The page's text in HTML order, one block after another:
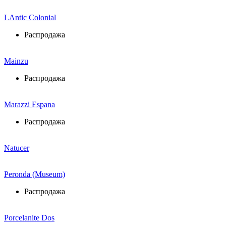
LAntic Colonial
Распродажа
Mainzu
Распродажа
Marazzi Espana
Распродажа
Natucer
Peronda (Museum)
Распродажа
Porcelanite Dos